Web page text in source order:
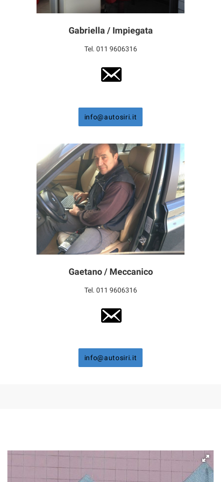
Gabriella / Impiegata
Tel. 011 9606316
info@autosiri.it
Gaetano / Meccanico
Tel. 011 9606316
info@autosiri.it